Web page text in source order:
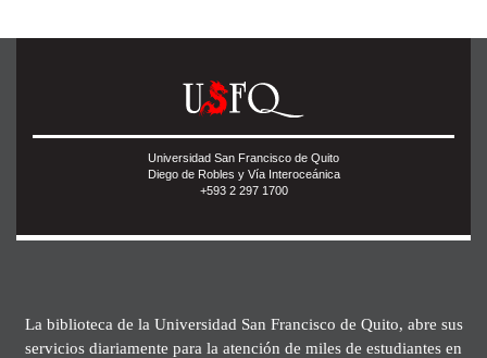
Universidad San Francisco de Quito
Diego de Robles y Vía Interoceánica
+593 2 297 1700
La biblioteca de la Universidad San Francisco de Quito, abre sus
servicios diariamente para la atención de miles de estudiantes en